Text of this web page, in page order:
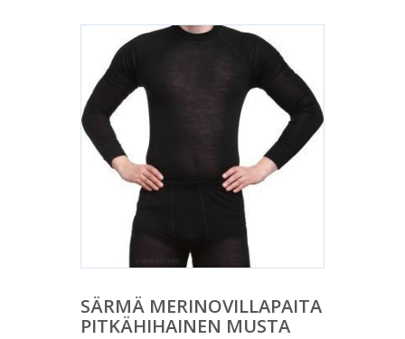
SÄRMÄ MERINOVILLAPAITA
PITKÄHIHAINEN MUSTA